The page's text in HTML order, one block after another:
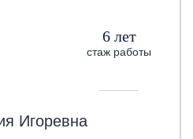
6 лет
стаж работы
Игоревна